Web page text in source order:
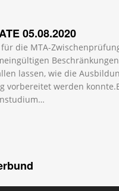
05.08.2020
die MTA-
lassen, wie die
vorbereitet werden